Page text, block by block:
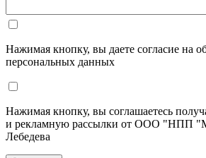
Нажимая кнопку, вы даете согласие на
персональных данных
Нажимая кнопку, вы соглашаетесь
и рекламную рассылки от ООО "НПП
Лебедева